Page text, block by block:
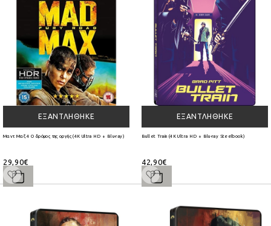
ΕΞΑΝΤΛΉΘΗΚΕ
Μαντ Μαξ 4 Ο δρόμος της οργής (4K Ultra HD + Blu-ray)
29,90€
ΕΞΑΝΤΛΉΘΗΚΕ
Bullet Train (4K Ultra HD + Blu-ray Steelbook)
42,90€